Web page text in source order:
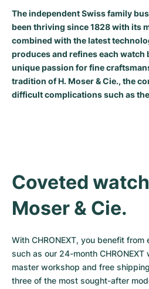
Milgauss
Oyster Perpetual
Yacht-Master
Yacht-Master II
Submariner
Montres pour femmes
Ronde
Rotonde
Crash
Pasha
Ballon Blanc
Roadster
Montres d'occasion
Montres pour femmes
Professional
Bentley
Transocean
Cockpit
Galactic
Montbrillant
Montres d'occasion
Montres pour femmes
Formula 1
Grand Carrera
Montres d'occasion
Montres pour femmes
Portofino
Portugieser
Da Vinci
Aquatimer
Vintage
Montres d'occasion
Spirit of Big Bang
King Power
Montres d'occasion
The independent Swiss family
been thriving since 1828 with its
combined with the latest
produces and refines each watch
unique passion for fine
tradition of H. Moser & Cie., the
difficult complications such as
Coveted
Moser & Cie.
With CHRONEXT, you benefit
such as our 24-month
master workshop and free
three of the most sought-after